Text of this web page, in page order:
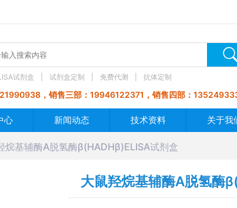
试剂盒 试剂盒定制 免费代测 抗体定制
，销售三部：19946122371，销售四部：
心 新闻动态 技术资料 关于我
烷基辅酶A脱氢酶β(HADHβ)ELISA试剂盒
大鼠羟烷基辅酶A脱氢酶